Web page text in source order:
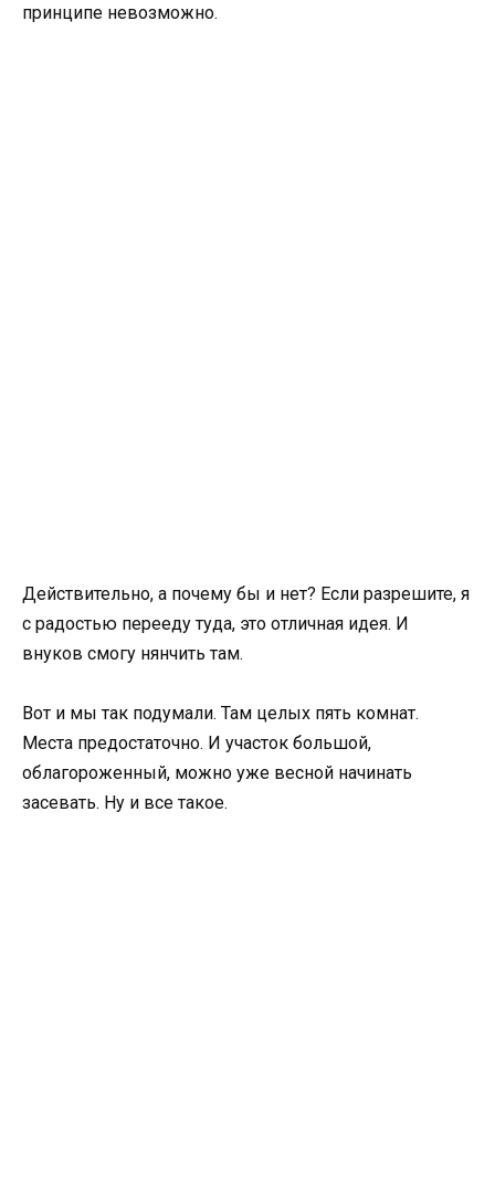
принципе невозможно.
Действительно, а почему бы и нет? Если разрешите, я
с радостью перееду туда, это отличная идея. И
внуков смогу нянчить там.
Вот и мы так подумали. Там целых пять комнат.
Места предостаточно. И участок большой,
облагороженный, можно уже весной начинать
засевать. Ну и все такое.